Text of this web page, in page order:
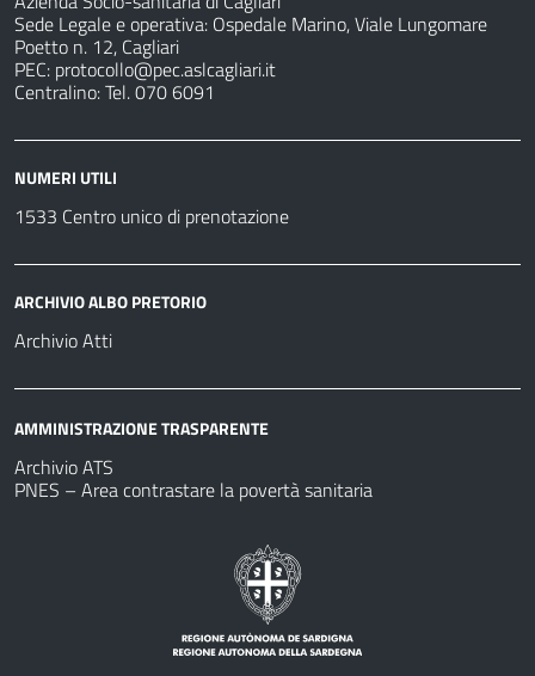
Sede Legale e operativa: Ospedale Marino, Viale Lungomare
Poetto n. 12, Cagliari
PEC: protocollo@pec.aslcagliari.it
Centralino: Tel. 070 6091
NUMERI UTILI
1533 Centro unico di prenotazione
ARCHIVIO ALBO PRETORIO
Archivio Atti
AMMINISTRAZIONE TRASPARENTE
Archivio ATS
PNES – Area contrastare la povertà sanitaria